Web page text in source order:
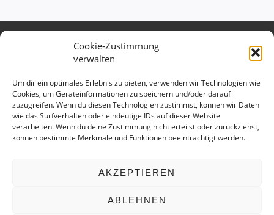
Cookie-Zustimmung
verwalten
Um dir ein optimales Erlebnis zu bieten, verwenden wir Technologien wie
Cookies, um Geräteinformationen zu speichern und/oder darauf
zuzugreifen. Wenn du diesen Technologien zustimmst, können wir Daten
wie das Surfverhalten oder eindeutige IDs auf dieser Website
verarbeiten. Wenn du deine Zustimmung nicht erteilst oder zurückziehst,
können bestimmte Merkmale und Funktionen beeinträchtigt werden.
AKZEPTIEREN
ABLEHNEN
Verband des Württembergischen
Verkehrsgewerbes e.V.
Telefon: 0711 699 897 15
E-Mail:info@vv-wuerttemberg.de
Geschäftsstelle